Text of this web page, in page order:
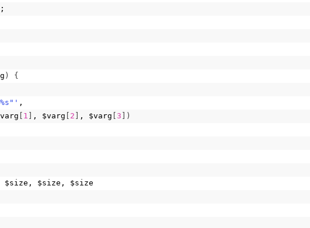
;
)
{
,
1 , $varg 2 , $varg 3 ])
$size, $size, $size